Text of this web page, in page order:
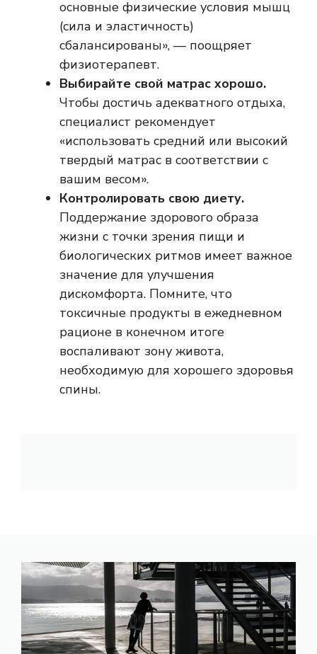
основные физические условия мышц
(сила и эластичность)
сбалансированы», — поощряет
физиотерапевт.
Выбирайте свой матрас хорошо.
Чтобы достичь адекватного отдыха,
специалист рекомендует
«использовать средний или высокий
твердый матрас в соответствии с
вашим весом».
Контролировать свою диету.
Поддержание здорового образа
жизни с точки зрения пищи и
биологических ритмов имеет важное
значение для улучшения
дискомфорта. Помните, что
токсичные продукты в ежедневном
рационе в конечном итоге
воспаливают зону живота,
необходимую для хорошего здоровья
спины.